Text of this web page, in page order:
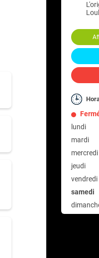
lundi
mardi
mercredi
jeudi
vendredi
samedi